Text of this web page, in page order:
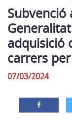
Subvenció
adquisició
carrers
07/03/2024